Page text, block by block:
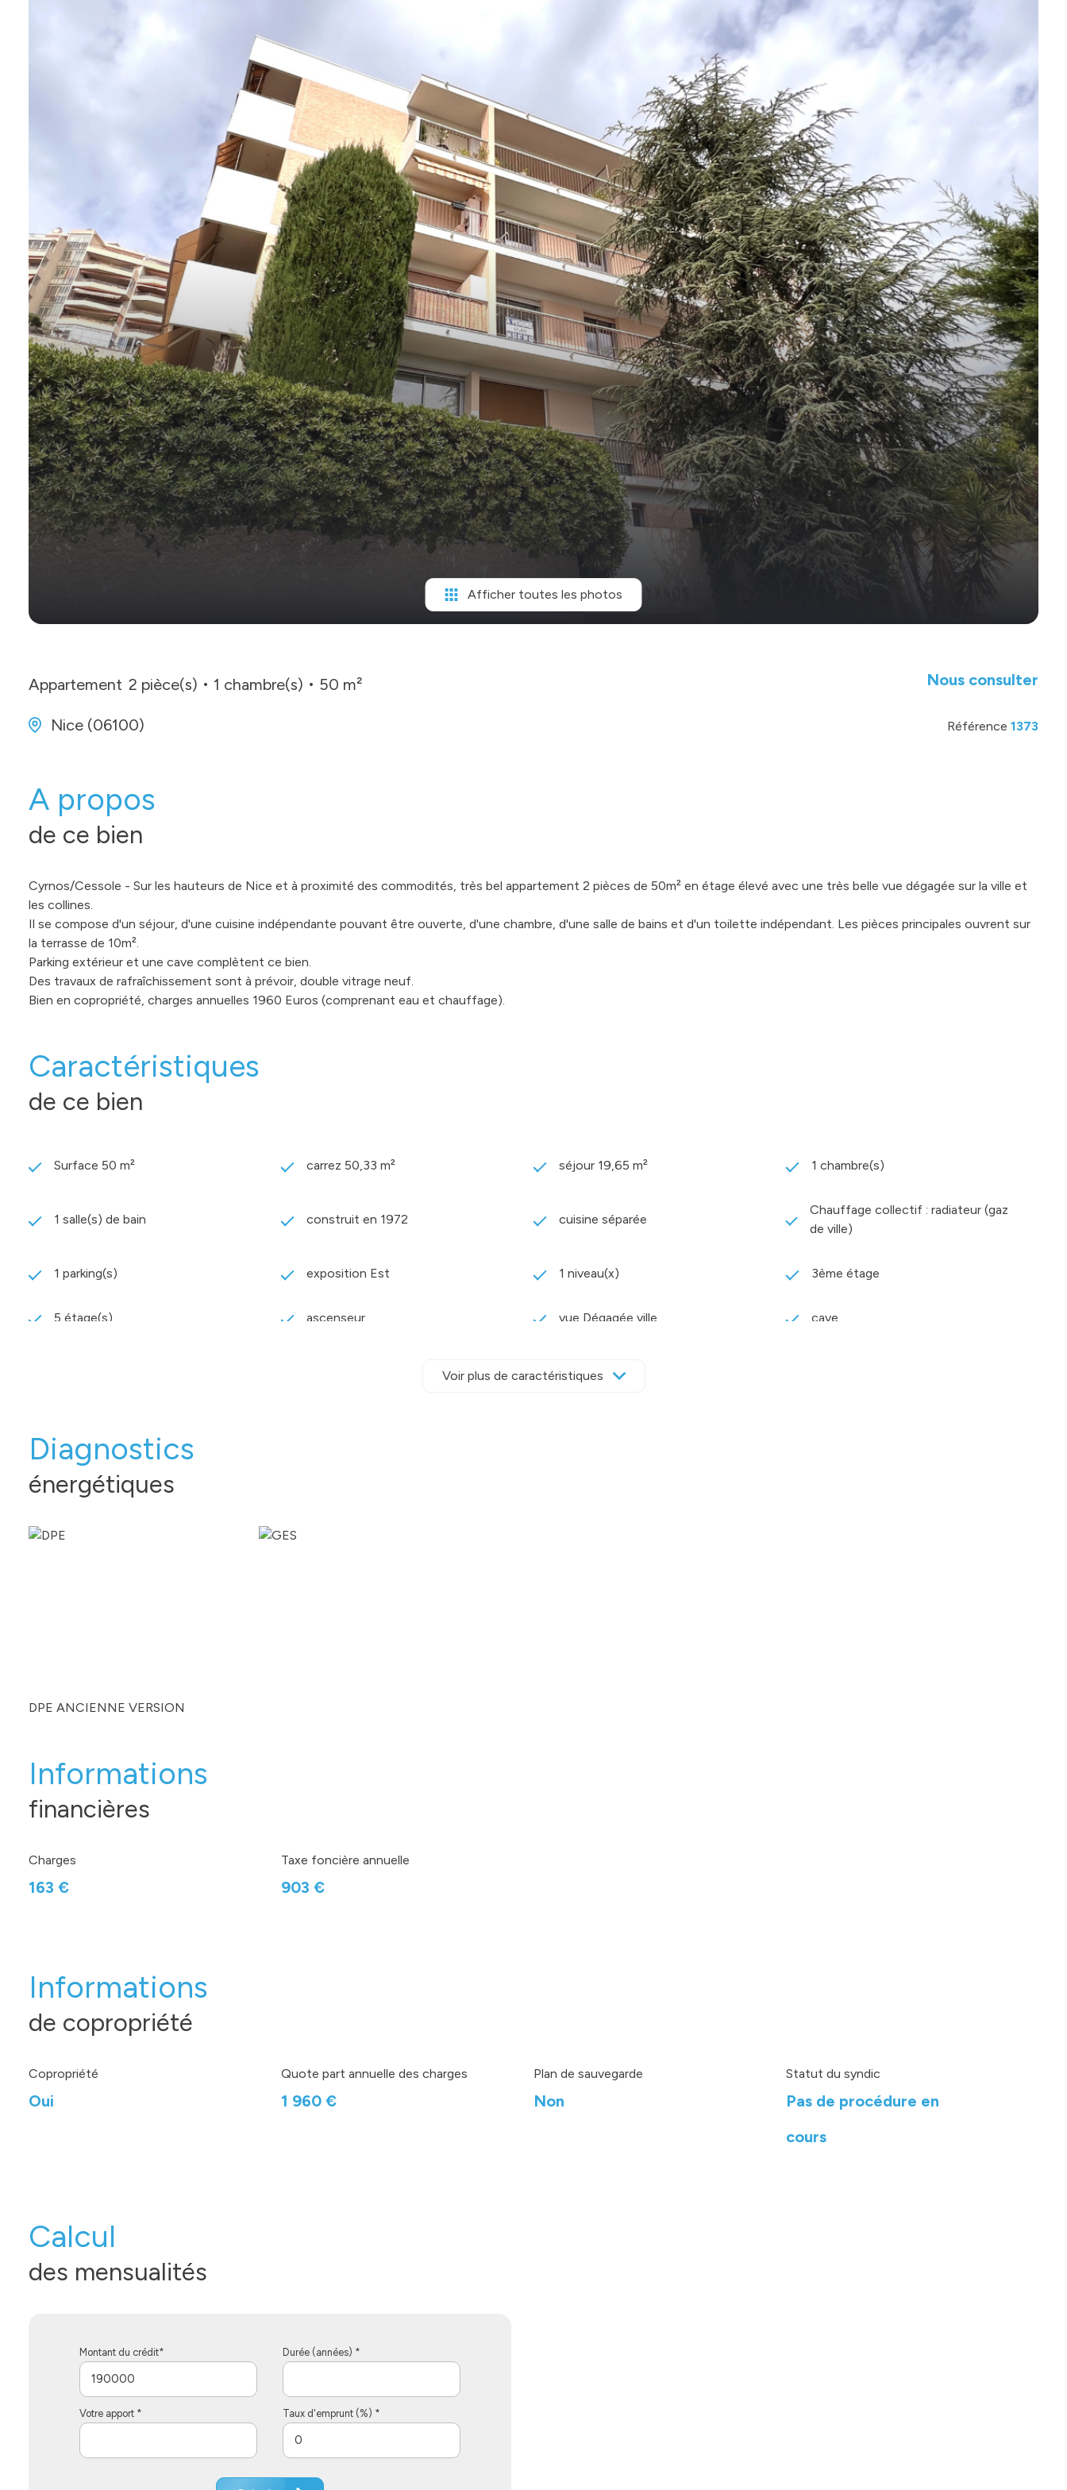
Afficher toutes les photos
Appartement 2 pièce(s) 1 chambre(s) 50 m²
Nice (06100)
Nous consulter
Référence 1373
A propos
de ce bien
Cyrnos/Cessole - Sur les hauteurs de Nice et à proximité des commodités, très bel appartement 2 pièces de 50m² en étage élevé avec une très belle vue dégagée sur la ville et
les collines.
Il se compose d'un séjour, d'une cuisine indépendante pouvant être ouverte, d'une chambre, d'une salle de bains et d'un toilette indépendant. Les pièces principales ouvrent sur
la terrasse de 10m².
Parking extérieur et une cave complètent ce bien.
Des travaux de rafraîchissement sont à prévoir, double vitrage neuf.
Bien en copropriété, charges annuelles 1960 Euros (comprenant eau et chauffage).
Caractéristiques
de ce bien
Surface 50 m² carrez 50,33 m² séjour 19,65 m² 1 chambre(s)
1 salle(s) de bain construit en 1972 cuisine séparée
Chauffage collectif : radiateur (gaz
de ville)
1 parking(s) exposition Est 1 niveau(x) 3ème étage
5 étage(s) ascenseur vue Dégagée ville cave
Voir plus de caractéristiques
Diagnostics
énergétiques
DPE ANCIENNE VERSION
Informations
financières
Charges
163 €
Taxe foncière annuelle
903 €
Informations
de copropriété
Copropriété
Oui
Quote part annuelle des charges
1 960 €
Plan de sauvegarde
Non
Statut du syndic
Pas de procédure en
cours
Calcul
des mensualités
Montant du crédit* Durée (années) *
Votre apport * Taux d'emprunt (%) *